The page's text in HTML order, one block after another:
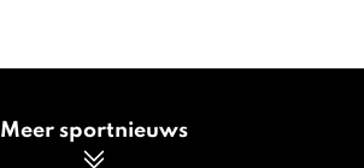
Meer sportnieuws